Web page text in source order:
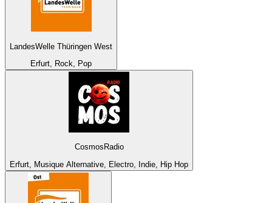
LandesWelle Thüringen West
Erfurt, Rock, Pop
CosmosRadio
Erfurt, Musique Alternative, Electro, Indie, Hip Hop